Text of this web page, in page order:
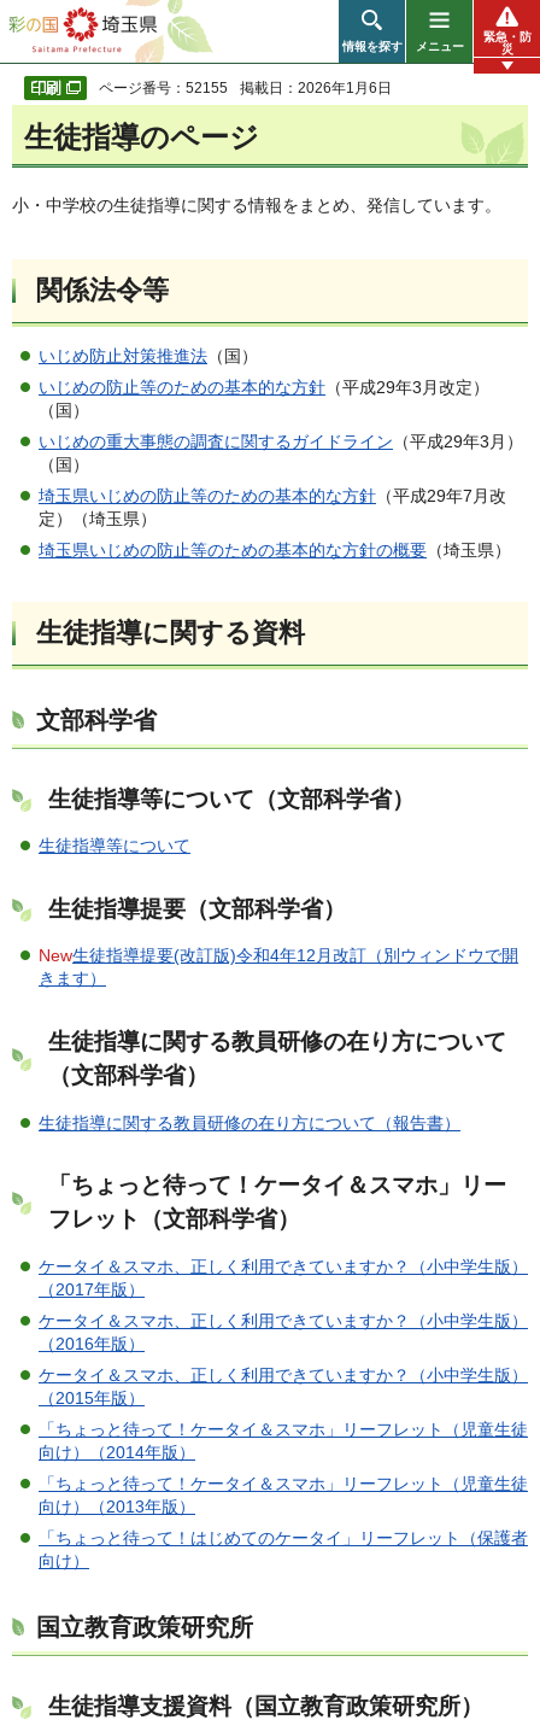
彩の国 埼玉県
情報を探す メニュー
緊急・防
災
ページ番号：52155 掲載日：2026年1月6日
生徒指導のページ
小・中学校の生徒指導に関する情報をまとめ、発信しています。
関係法令等
いじめ防止対策推進法 （国）
いじめの防止等のための基本的な方針 （平成29年3月改定）
（国）
いじめの重大事態の調査に関するガイドライン （平成29年3月）
（国）
埼玉県いじめの防止等のための基本的な方針 （平成29年7月改
定）（埼玉県）
埼玉県いじめの防止等のための基本的な方針の概要 （埼玉県）
生徒指導に関する資料
文部科学省
生徒指導等について（文部科学省）
生徒指導等について
生徒指導提要（文部科学省）
New生徒指導提要(改訂版)令和4年12月改訂（別ウィンドウで開
きます）
生徒指導に関する教員研修の在り方について
（文部科学省）
生徒指導に関する教員研修の在り方について（報告書）
「ちょっと待って！ケータイ＆スマホ」リー
フレット（文部科学省）
ケータイ＆スマホ、正しく利用できていますか？（小中学生版）
（2017年版）
ケータイ＆スマホ、正しく利用できていますか？（小中学生版）
（2016年版）
ケータイ＆スマホ、正しく利用できていますか？（小中学生版）
（2015年版）
「ちょっと待って！ケータイ＆スマホ」リーフレット（児童生徒
向け）（2014年版）
「ちょっと待って！ケータイ＆スマホ」リーフレット（児童生徒
向け）（2013年版）
「ちょっと待って！はじめてのケータイ」リーフレット（保護者
向け）
国立教育政策研究所
生徒指導支援資料（国立教育政策研究所）